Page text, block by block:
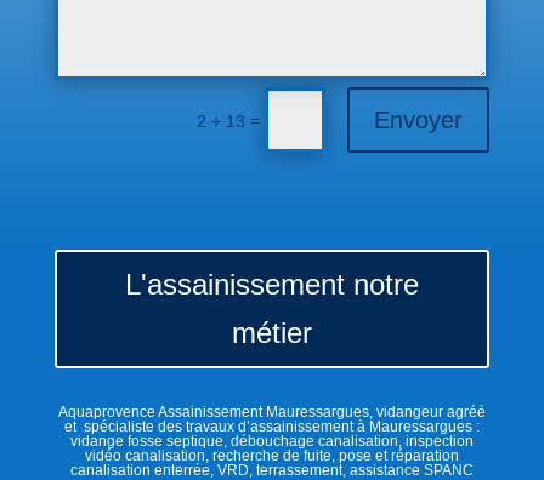
2 + 13 = Envoyer
L'assainissement notre
métier
Aquaprovence Assainissement Mauressargues, vidangeur agréé
et spécialiste des travaux d’assainissement à Mauressargues :
vidange fosse septique, débouchage canalisation, inspection
vidéo canalisation, recherche de fuite, pose et réparation
canalisation enterrée, VRD, terrassement, assistance SPANC